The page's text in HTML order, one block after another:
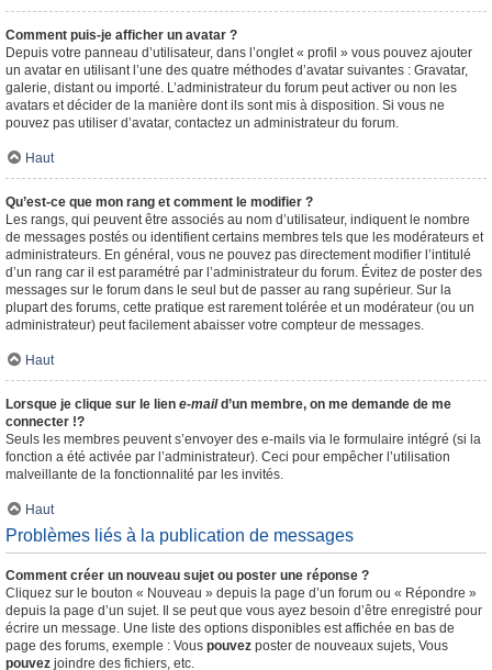
Comment puis-je afficher un avatar ?
Depuis votre panneau d’utilisateur, dans l’onglet « profil » vous pouvez ajouter
un avatar en utilisant l’une des quatre méthodes d’avatar suivantes : Gravatar,
galerie, distant ou importé. L’administrateur du forum peut activer ou non les
avatars et décider de la manière dont ils sont mis à disposition. Si vous ne
pouvez pas utiliser d’avatar, contactez un administrateur du forum.
Haut
Qu’est-ce que mon rang et comment le modifier ?
Les rangs, qui peuvent être associés au nom d’utilisateur, indiquent le nombre
de messages postés ou identifient certains membres tels que les modérateurs et
administrateurs. En général, vous ne pouvez pas directement modifier l’intitulé
d’un rang car il est paramétré par l’administrateur du forum. Évitez de poster des
messages sur le forum dans le seul but de passer au rang supérieur. Sur la
plupart des forums, cette pratique est rarement tolérée et un modérateur (ou un
administrateur) peut facilement abaisser votre compteur de messages.
Haut
Lorsque je clique sur le lien e-maild’un membre, on me demande de me
connecter !?
Seuls les membres peuvent s’envoyer des e-mails via le formulaire intégré (si la
fonction a été activée par l’administrateur). Ceci pour empêcher l’utilisation
malveillante de la fonctionnalité par les invités.
Haut
Problèmes liés à la publication de messages
Comment créer un nouveau sujet ou poster une réponse ?
Cliquez sur le bouton « Nouveau » depuis la page d’un forum ou « Répondre »
depuis la page d’un sujet. Il se peut que vous ayez besoin d’être enregistré pour
écrire un message. Une liste des options disponibles est affichée en bas de
page des forums, exemple : Vous pouvez poster de nouveaux sujets, Vous
pouvez joindre des fichiers, etc.